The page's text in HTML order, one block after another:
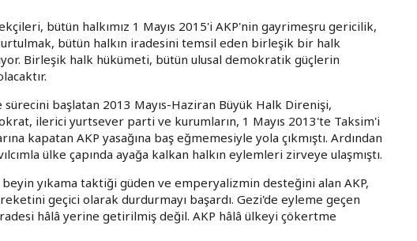
bütün halkımız 1 Mayıs 2015'i AKP'nin gayrimeşru gericilik,
bütün halkın iradesini temsil eden birleşik bir halk
Birleşik halk hükümeti, bütün ulusal demokratik güçlerin
sürecini başlatan 2013 Mayıs-Haziran Büyük Halk Direnişi,
ilerici yurtsever parti ve kurumların, 1 Mayıs 2013'te Taksim'i
kapatan AKP yasağına baş eğmemesiyle yola çıkmıştı. Ardından
ülke çapında ayağa kalkan halkın eylemleri zirveye ulaşmıştı.
yıkama taktiği güden ve emperyalizmin desteğini alan AKP,
geçici olarak durdurmayı başardı. Gezi'de eyleme geçen
hâlâ yerine getirilmiş değil. AKP hâlâ ülkeyi çökertme